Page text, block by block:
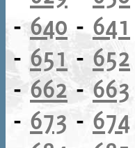
-640 - 641
- 651 -652
-662-663
- 673 - 674